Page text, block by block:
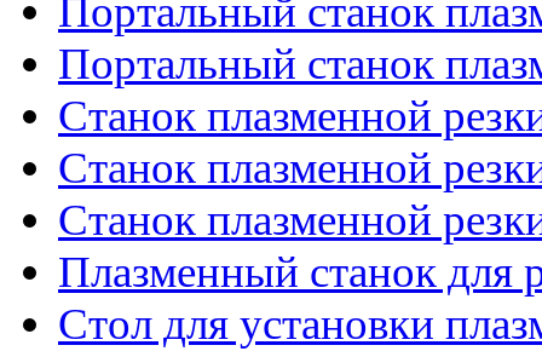
Портальный станок
Портальный станок
Станок плазменной
Станок плазменной
Станок плазменной
Плазменный станок для
Стол для установки